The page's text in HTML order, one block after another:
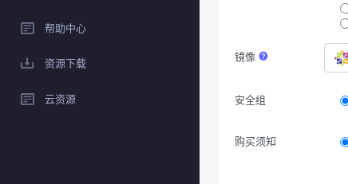
帮助中心
资源下载
云资源
镜像
安全组
购买须知